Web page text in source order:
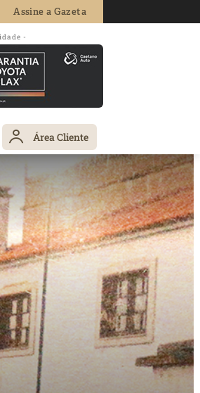
Assine a Gazeta
-
Área Cliente